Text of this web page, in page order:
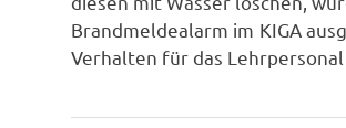
Brandmeldealarm im KIGA
Verhalten für das